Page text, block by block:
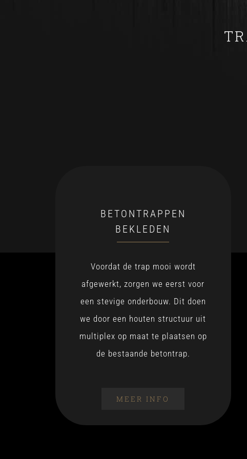
BETONTRAPPEN
BEKLEDEN
Voordat de trap mooi wordt
afgewerkt, zorgen we eerst voor
een stevige onderbouw. Dit doen
we door een houten structuur uit
multiplex op maat te plaatsen op
de bestaande betontrap.
MEER INFO